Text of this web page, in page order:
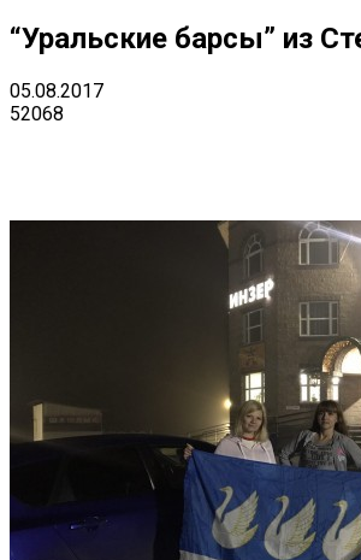
“Уральские барсы” из
05.08.2017
52068